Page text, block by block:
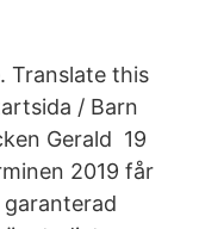
Translate this
/ Barn
Gerald 19
2019 får